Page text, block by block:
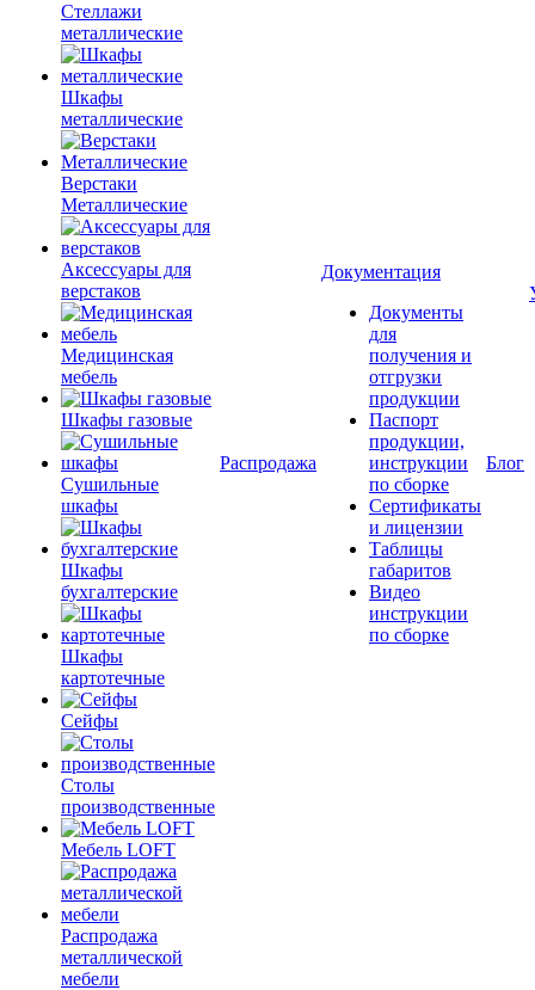
Стеллажи
металлические
Шкафы
металлические
Верстаки
Металлические
Аксессуары для
верстаков
Медицинская
мебель
Шкафы газовые
Сушильные
шкафы
Шкафы
бухгалтерские
Шкафы
картотечные
Сейфы
Столы
производственные
Мебель LOFT
Распродажа
металлической
мебели
Распродажа
Документация
Документы
для
получения и
отгрузки
продукции
Паспорт
продукции,
инструкции
по сборке
Сертификаты
и лицензии
Таблицы
габаритов
Видео
инструкции
по сборке
Блог